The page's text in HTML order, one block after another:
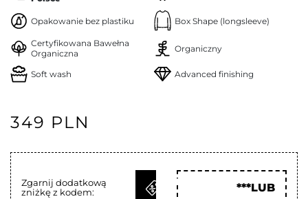
Opakowanie bez plastiku Box Shape (longsleeve)
Certyfikowana Bawełna
Organiczna
Organiczny
Soft wash Advanced finishing
349 PLN
Zgarnij dodatkową
zniżkę z kodem:
ODBIERZ
***LUB